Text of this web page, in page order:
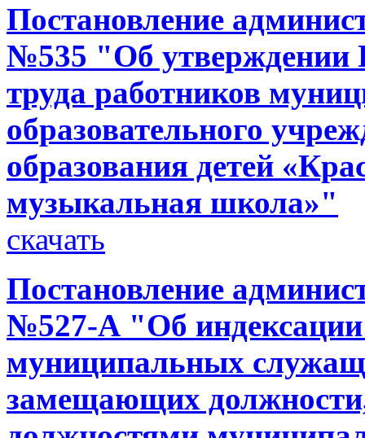
Постановление
№535 "Об утверждении
труда работников
образовательного
образования детей
музыкальная школа»"
скачать
Постановление
№527-А "Об
муниципальных
замещающих